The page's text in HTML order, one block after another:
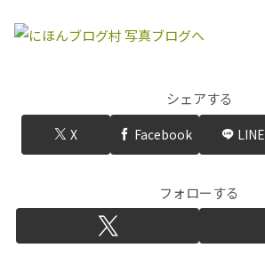
シェアする
X Facebook LINE
フォローする